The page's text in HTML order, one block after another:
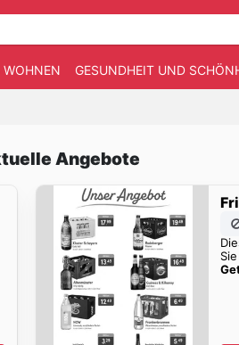
WOHNEN GESUNDHEIT UND
Angebote